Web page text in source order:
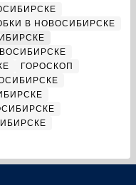
В НОВОСИБИРСКЕ
ГОРОСКОП